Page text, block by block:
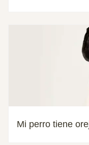
Mi perro tiene